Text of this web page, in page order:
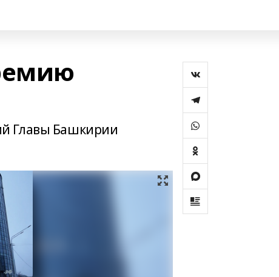
Главы Башкирии